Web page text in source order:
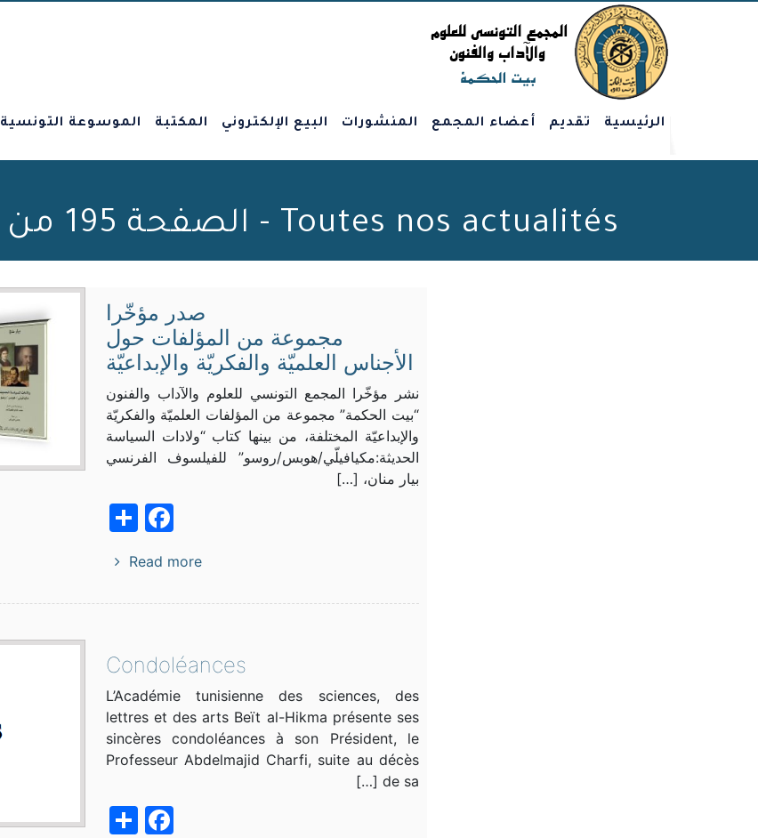
الرئيسية تقديم أعضاء المجمع المنشورات البيع الإلكتروني المكتبة الموسوعة التونسية
Toutes nos actualités - الصفحة 195 من 207 - Beit al-Hikma
صدر مؤخّرا
مجموعة من المؤلفات حول
الأجناس العلميّة والفكريّة والإبداعيّة
نشر مؤخّرا المجمع التونسي للعلوم والآداب والفنون
“بيت الحكمة” مجموعة من المؤلفات العلميّة والفكريّة
والإبداعيّة المختلفة، من بينها كتاب “ولادات السياسة
الحديثة:مكيافيلّي/هوبس/روسو” للفيلسوف الفرنسي
بيار منان، […]
Facebook
Read more
Condoléances
L’Académie tunisienne des sciences, des
lettres et des arts Beït al-Hikma présente ses
sincères condoléances à son Président, le
Professeur Abdelmajid Charfi, suite au décès
de sa […]
Facebook
Share